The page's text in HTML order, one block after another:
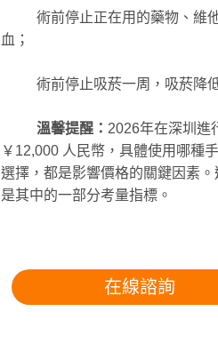
術前停止正在用的藥物、維
血；
術前停止吸菸一周，吸菸降
溫馨提醒： 2026年在深圳進
￥12,000 人民幣，具體使用哪種
選擇，都是影響價格的關鍵因素
是其中的一部分考量指標。
在線諮詢